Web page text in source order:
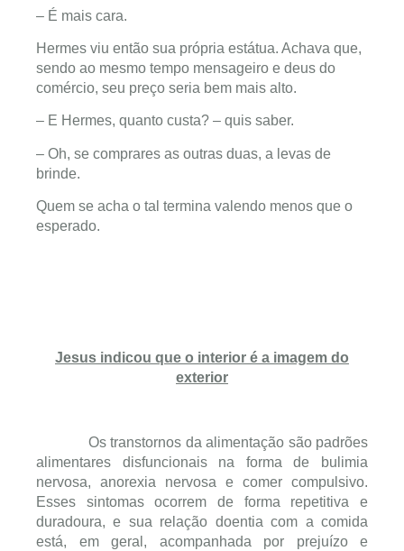
– É mais cara.
Hermes viu então sua própria estátua. Achava que,
sendo ao mesmo tempo mensageiro e deus do
comércio, seu preço seria bem mais alto.
– E Hermes, quanto custa? – quis saber.
– Oh, se comprares as outras duas, a levas de
brinde.
Quem se acha o tal termina valendo menos que o
esperado.
Jesus indicou que o interior é a imagem do
exterior
Os transtornos da alimentação são padrões
alimentares disfuncionais na forma de bulimia
nervosa, anorexia nervosa e comer compulsivo.
Esses sintomas ocorrem de forma repetitiva e
duradoura, e sua relação doentia com a comida
está, em geral, acompanhada por prejuízo e